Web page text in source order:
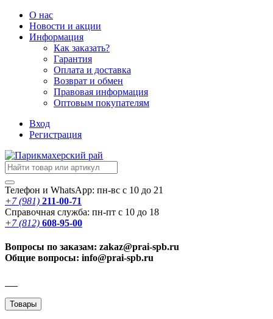
О нас
Новости и акции
Информация
Как заказать?
Гарантия
Оплата и доставка
Возврат и обмен
Правовая информация
Оптовым покупателям
Вход
Регистрация
Телефон и WhatsApp: пн-вс с 10 до 21
+7 (981) 211-00-71
Справочная служба: пн-пт с 10 до 18
+7 (812) 608-95-00
Вопросы по заказам: zakaz@prai-spb.ru
Общие вопросы: info@prai-spb.ru
Товары